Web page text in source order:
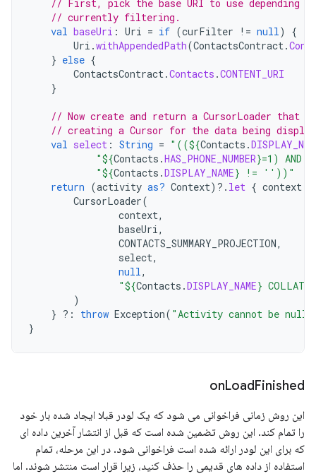
// First, pick the base URI to use depending on
// currently filtering.
val baseUri : Uri = if (curFilter != null)
{
Uri .withAppendedPath(ContactsContract.
} else {
ContactsContract.Contacts .CONTENT_URI
}
// Now create and return a CursorLoader that
// creating a Cursor for the data being
val select : String = "((${Contacts .
"${Contacts .HAS_PHONE_NUMBER}=1) AND
"${Contacts .DISPLAY_NAME} != ''))"
return (activity as? Context) ?. let { context
CursorLoader(
context,
baseUri,
CONTACTS_SUMMARY_PROJECTION,
select,
null,
"${Contacts .DISPLAY_NAME}
)
} ?: throw Exception( "Activity cannot be null"
}
onLoad Finished
این روش زمانی فراخوانی می شود که یک لودر قبلا ایجاد شده بار خود
را تمام کند. این روش تضمین شده است که قبل از انتشار آخرین داده ای
که برای این لودر ارائه شده است فراخوانی شود. در این مرحله، تمام
استفاده از داده های قدیمی را حذف کنید، زیرا قرار است منتشر شوند. اما